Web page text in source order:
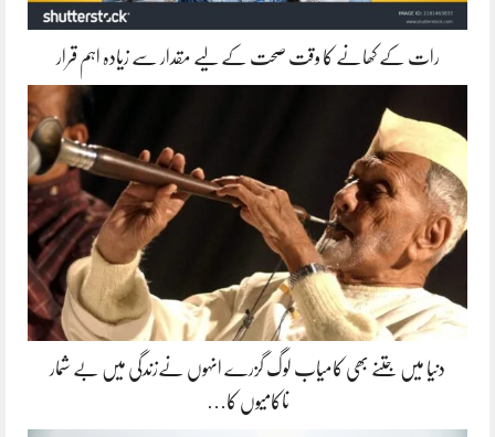
رات کے کھانے کا وقت صحت کے لیے مقدار سے زیادہ اہم قرار
دنیا میں جتنے بھی کامیاب لوگ گزرے انہوں نےزندگی میں بے شمار
ناکامیوں کا…